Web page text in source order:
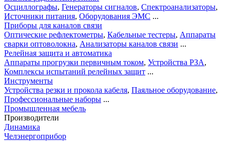
Осциллографы, Генераторы сигналов, Спектроанализаторы,
Источники питания, Оборудования ЭМС ...
Приборы для каналов связи
Оптические рефлектометры, Кабельные тестеры, Аппараты
сварки оптоволокна, Анализаторы каналов связи ...
Релейная защита и автоматика
Аппараты прогрузки первичным током, Устройства РЗА,
Комплексы испытаний релейных защит ...
Инструменты
Устройства резки и прокола кабеля, Паяльное оборудование,
Профессиональные наборы ...
Промышленная мебель
Производители
Динамика
Челэнергоприбор